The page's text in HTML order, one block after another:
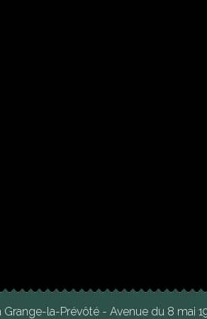
la-Prévôté - Avenue du 8 mai